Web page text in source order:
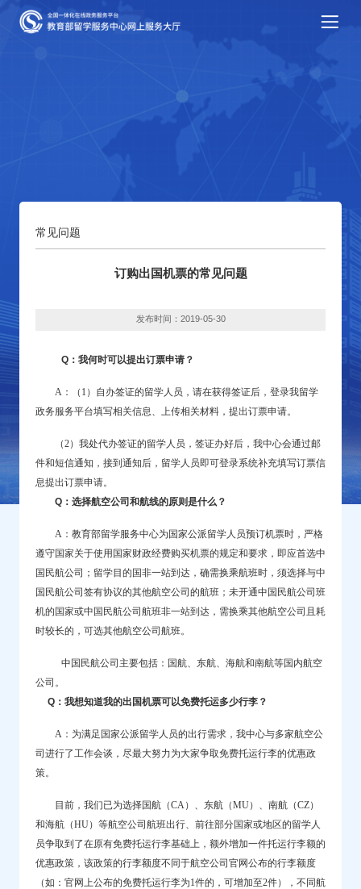
常见问题
订购出国机票的常见问题
发布时间：2019-05-30
Q：我何时可以提出订票申请？
A：（1）自办签证的留学人员，请在获得签证后，登录我留学
政务服务平台填写相关信息、上传相关材料，提出订票申请。
（2）我处代办签证的留学人员，签证办好后，我中心会通过邮
件和短信通知，接到通知后，留学人员即可登录系统补充填写订票信
息提出订票申请。
Q：选择航空公司和航线的原则是什么？
A：教育部留学服务中心为国家公派留学人员预订机票时，严格
遵守国家关于使用国家财政经费购买机票的规定和要求，即应首选中
国民航公司；留学目的国非一站到达，确需换乘航班时，须选择与中
国民航公司签有协议的其他航空公司的航班；未开通中国民航公司班
机的国家或中国民航公司航班非一站到达，需换乘其他航空公司且耗
时较长的，可选其他航空公司航班。
中国民航公司主要包括：国航、东航、海航和南航等国内航空
公司 。
Q：我想知道我的出国机票可以免费托运多少行李？
A：为满足国家公派留学人员的出行需求，我中心与多家航空公
司进行了工作会谈，尽最大努力为大家争取免费托运行李的优惠政
策。
目前，我们已为选择国航（CA）、东航（MU）、南航（CZ）
和海航（HU） 等航空公司 航班出行、 前往部分国家或地区的留学人
员争取到了在原有免费托运行李基础上，额外增加一件托运行李额的
优惠政策，该政策的行李额度不同于航空公司官网公布的行李额度
（如：官网上公布的免费托运行李为1件的，可增加至2件），不同航